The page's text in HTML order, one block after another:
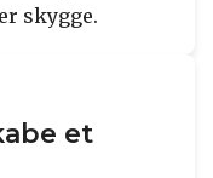
skygge.
et